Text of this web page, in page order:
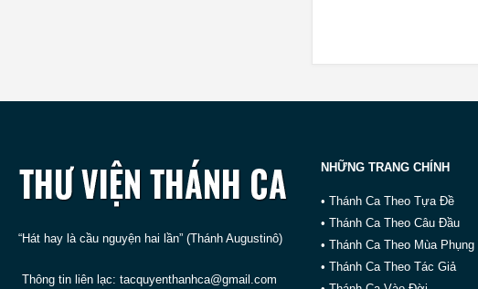
“Hát hay là cầu nguyện hai lần” (Thánh Augustinô)
Thông tin liên lạc: tacquyenthanhca@gmail.com
NHỮNG TRANG CHÍNH
• Thánh Ca Theo Tựa Đề
• Thánh Ca Theo Câu Đầu
• Thánh Ca Theo Mùa Phụng
• Thánh Ca Theo Tác Giả